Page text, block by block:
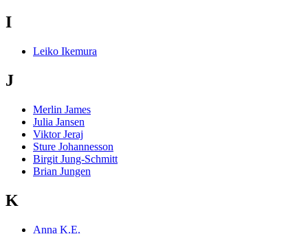
I
Leiko Ikemura
J
Merlin James
Julia Jansen
Viktor Jeraj
Sture Johannesson
Birgit Jung-Schmitt
Brian Jungen
K
Anna K.E.